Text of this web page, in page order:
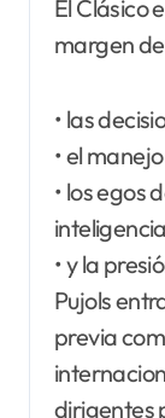
El Clásico
margen
• las
• el
• los egos
• y la
Pujols
previa
dirigentes